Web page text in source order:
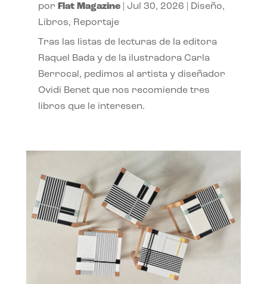
por Flat Magazine| Jul 30, 2026 Diseño,
Libros, Reportaje
Tras las listas de lecturas de la editora
Raquel Bada y de la ilustradora Carla
Berrocal, pedimos al artista y diseñador
Ovidi Benet que nos recomiende tres
libros que le interesen.